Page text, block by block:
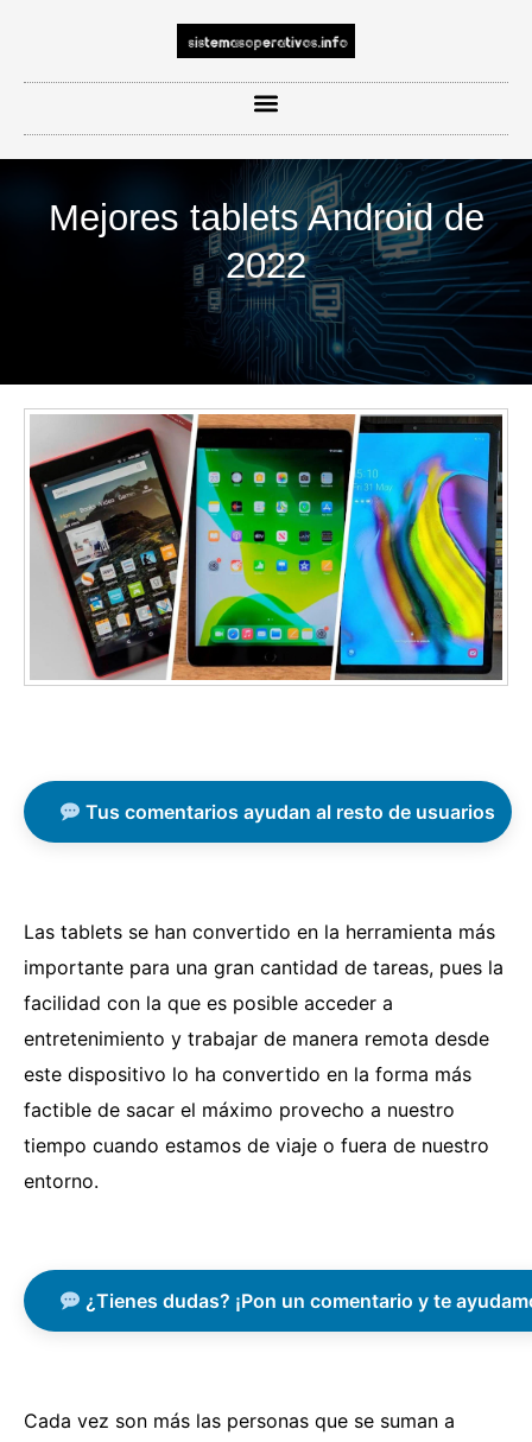
Mejores tablets Android de
2022
Tus comentarios ayudan al resto de usuarios
Las tablets se han convertido en la herramienta más
importante para una gran cantidad de tareas, pues la
facilidad con la que es posible acceder a
entretenimiento y trabajar de manera remota desde
este dispositivo lo ha convertido en la forma más
factible de sacar el máximo provecho a nuestro
tiempo cuando estamos de viaje o fuera de nuestro
entorno.
¿Tienes dudas? ¡Pon un comentario y te
Cada vez son más las personas que se suman a